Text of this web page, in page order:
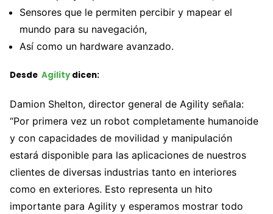
Sensores que le permiten percibir y mapear el
mundo para su navegación,
Así como un hardware avanzado.
Desde Agilitydicen:
Damion Shelton, director general de Agility señala:
“Por primera vez un robot completamente humanoide
y con capacidades de movilidad y manipulación
estará disponible para las aplicaciones de nuestros
clientes de diversas industrias tanto en interiores
como en exteriores. Esto representa un hito
importante para Agility y esperamos mostrar todo